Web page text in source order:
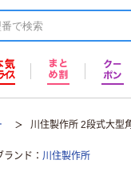
川住製作所 2段式大型
ランド 川住製作所